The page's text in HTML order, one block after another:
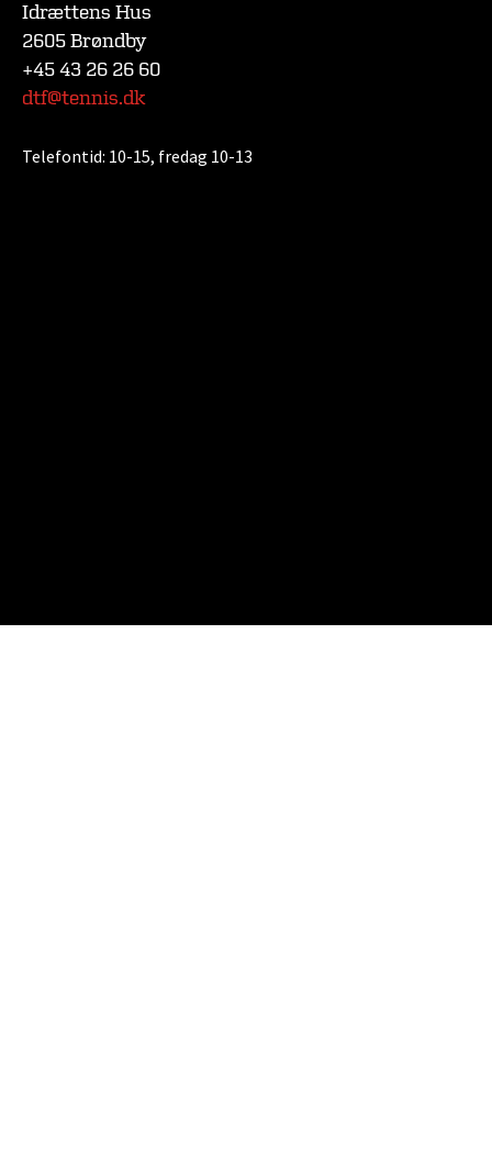
Idrættens Hus
2605 Brøndby
+45 43 26 26 60
dtf@tennis.dk
Telefontid: 10-15, fredag 10-13